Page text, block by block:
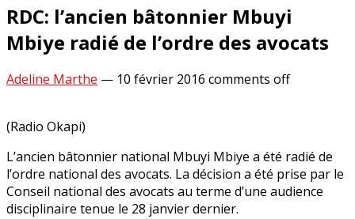
RDC: l’ancien bâtonnier Mbuyi
Mbiye radié de l’ordre des avocats
Adeline Marthe — 10 février 2016 comments off
(Radio Okapi)
L’ancien bâtonnier national Mbuyi Mbiye a été radié de
l’ordre national des avocats. La décision a été prise par le
Conseil national des avocats au terme d’une audience
disciplinaire tenue le 28 janvier dernier.